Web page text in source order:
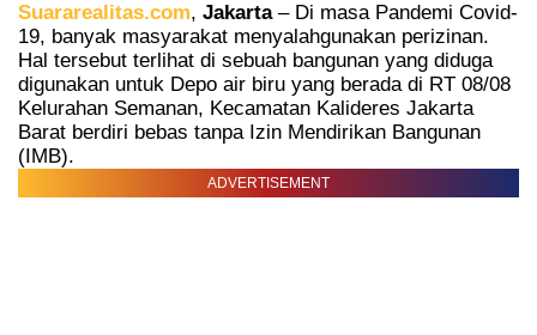
Suararealitas.com, Jakarta– Di masa Pandemi Covid-
19, banyak masyarakat menyalahgunakan perizinan.
Hal tersebut terlihat di sebuah bangunan yang diduga
digunakan untuk Depo air biru yang berada di RT 08/08
Kelurahan Semanan, Kecamatan Kalideres Jakarta
Barat berdiri bebas tanpa Izin Mendirikan Bangunan
(IMB).
ADVERTISEMENT